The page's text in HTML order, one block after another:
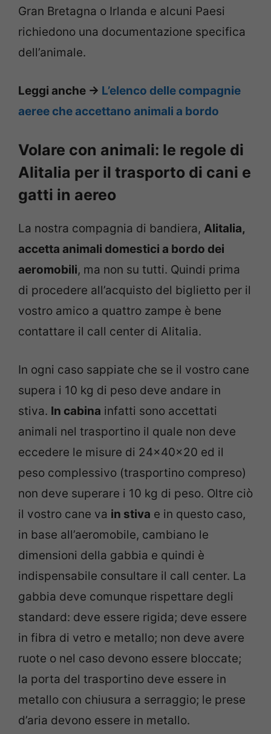
Gran Bretagna o Irlanda e alcuni Paesi
richiedono una documentazione specifica
dell’animale.
Leggi anche -> L’elenco delle compagnie
aeree che accettano animali a bordo
Volare con animali: le regole di
Alitalia per il trasporto di cani e
gatti in aereo
La nostra compagnia di bandiera, Alitalia,
accetta animali domestici a bordo dei
aeromobili, ma non su tutti. Quindi prima
di procedere all’acquisto del biglietto per il
vostro amico a quattro zampe è bene
contattare il call center di Alitalia.
In ogni caso sappiate che se il vostro cane
supera i 10 kg di peso deve andare in
stiva. In cabina infatti sono accettati
animali nel trasportino il quale non deve
eccedere le misure di 24x40x20 ed il
peso complessivo (trasportino compreso)
non deve superare i 10 kg di peso. Oltre ciò
il vostro cane va in stiva e in questo caso,
in base all’aeromobile, cambiano le
dimensioni della gabbia e quindi è
indispensabile consultare il call center. La
gabbia deve comunque rispettare degli
standard: deve essere rigida; deve essere
in fibra di vetro e metallo; non deve avere
ruote o nel caso devono essere bloccate;
la porta del trasportino deve essere in
metallo con chiusura a serraggio; le prese
d’aria devono essere in metallo.